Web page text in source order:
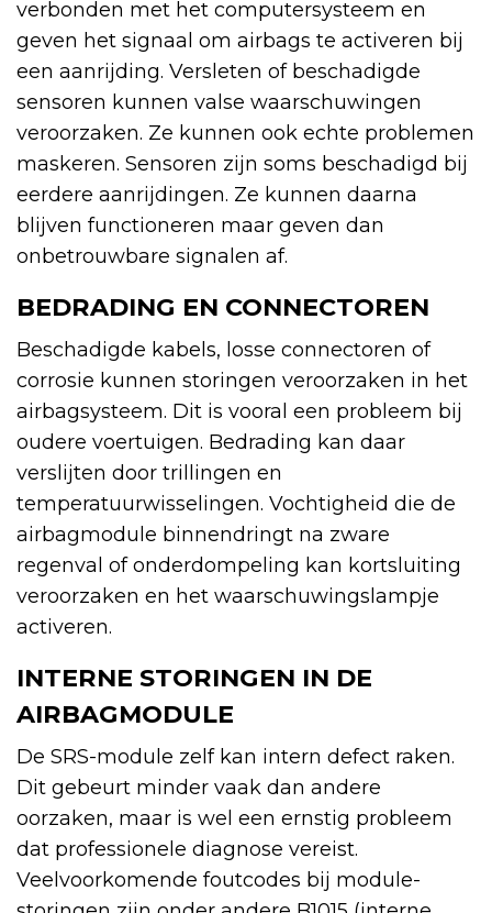
verbonden met het computersysteem en
geven het signaal om airbags te activeren bij
een aanrijding. Versleten of beschadigde
sensoren kunnen valse waarschuwingen
veroorzaken. Ze kunnen ook echte problemen
maskeren. Sensoren zijn soms beschadigd bij
eerdere aanrijdingen. Ze kunnen daarna
blijven functioneren maar geven dan
onbetrouwbare signalen af.
BEDRADING EN CONNECTOREN
Beschadigde kabels, losse connectoren of
corrosie kunnen storingen veroorzaken in het
airbagsysteem. Dit is vooral een probleem bij
oudere voertuigen. Bedrading kan daar
verslijten door trillingen en
temperatuurwisselingen. Vochtigheid die de
airbagmodule binnendringt na zware
regenval of onderdompeling kan kortsluiting
veroorzaken en het waarschuwingslampje
activeren.
INTERNE STORINGEN IN DE
AIRBAGMODULE
De SRS-module zelf kan intern defect raken.
Dit gebeurt minder vaak dan andere
oorzaken, maar is wel een ernstig probleem
dat professionele diagnose vereist.
Veelvoorkomende foutcodes bij module-